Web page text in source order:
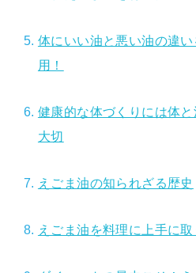
体にいい油と悪い油の違
用！
健康的な体づくりには体
大切
えごま油の知られざる歴史
えごま油を料理に上手に取